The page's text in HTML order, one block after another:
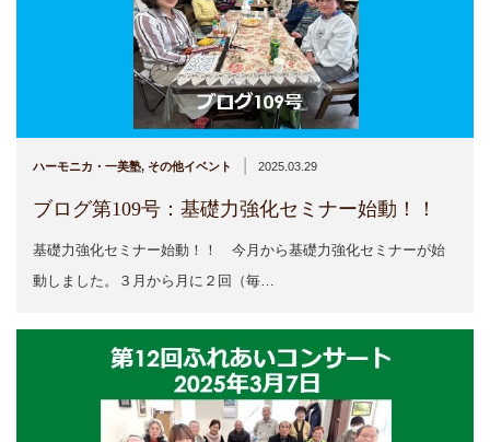
ハーモニカ・一美塾, その他イベント 2025.03.29
ブログ第109号：基礎力強化セミナー始動！！
基礎力強化セミナー始動！！ 今月から基礎力強化セミナーが始
動しました。３月から月に２回（毎…